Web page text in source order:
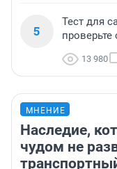
5
Тест для
проверьте
13 980
МНЕНИЕ
Наследие,
чудом не